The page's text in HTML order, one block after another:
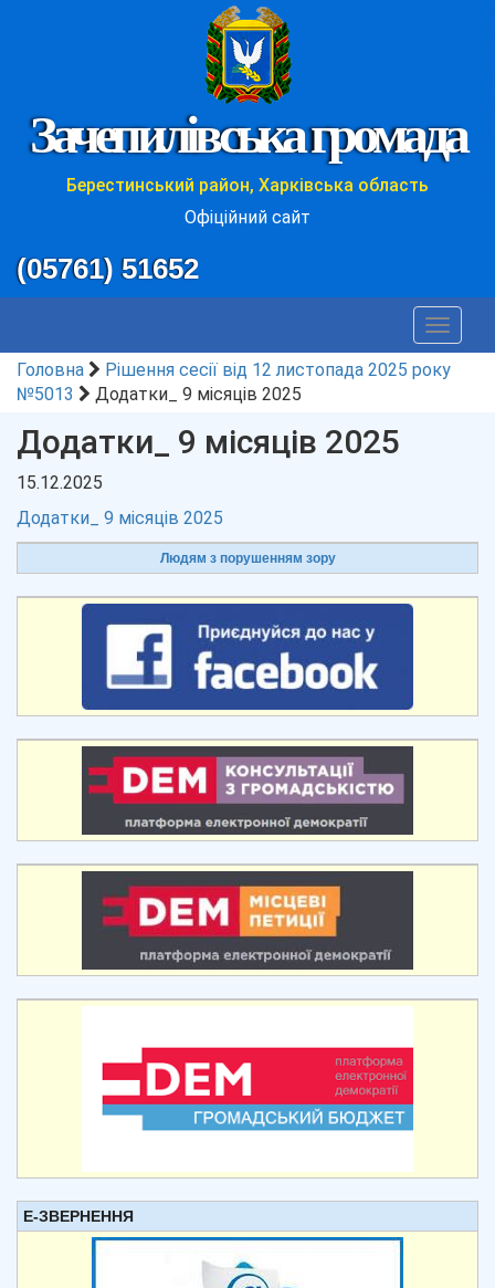
Зачепилівська громада
Берестинський район, Харківська область
Офіційний сайт
(05761) 51652
Toggle
Головна
Рішення сесії від 12 листопада 2025 року
№5013
Додатки_ 9 місяців 2025
Додатки_ 9 місяців 2025
15.12.2025
Додатки_ 9 місяців 2025
Людям з порушенням зору
Е-ЗВЕРНЕННЯ